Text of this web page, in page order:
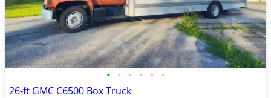
• • • • • •
26-ft GMC C6500 Box Truck